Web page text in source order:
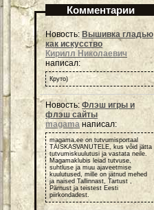
Комментарии
Новость:Вышивка гладью
как искусство
Кирилл Николаевич
написал:
Круто)
Новость: Флэш игры и
флэш сайты
magama написал:
magama.ee on tutvumisportaal
TÄISKASVANUTELE, kus võid jätta
tutvumiskuulutusi ja vastata neile.
Magamaklubis leiad tutvuse,
suhtluse ja muu ajaveetmise
kuulutused, mille on jätnud mehed
ja naised Tallinnast, Tartust ,
Pärnust ja teistest Eesti
piirkondadest.